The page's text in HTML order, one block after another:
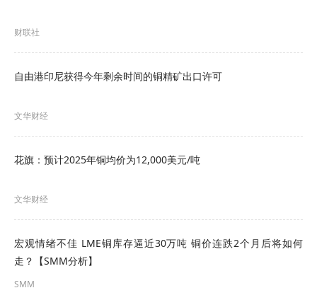
财联社
自由港印尼获得今年剩余时间的铜精矿出口许可
文华财经
花旗：预计2025年铜均价为12,000美元/吨
文华财经
宏观情绪不佳 LME铜库存逼近30万吨 铜价连跌2个月后将如何
走？【SMM分析】
SMM